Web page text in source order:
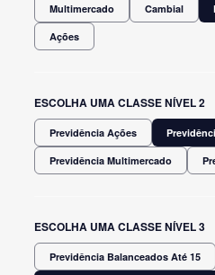
Multimercado Cambial
Ações
ESCOLHA UMA CLASSE NÍVEL 2
Previdência Ações
Previdência Multimercado
ESCOLHA UMA CLASSE NÍVEL 3
Previdência Balanceados Até 15